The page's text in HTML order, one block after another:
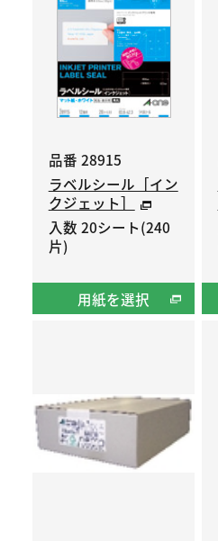
品番 28915
ラベルシール［イン
クジェット］
入数 20シート(240
片)
用紙を選択